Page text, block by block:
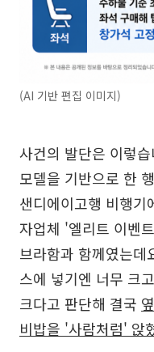
(AI 기반 편집 이미지)
사건의 발단은 이렇
모델을 기반으로 한
샌디에이고행 비행기
자업체 '엘리트 이벤
브라함과 함께였는데
스에 넣기엔 너무 크
크다고 판단해 결국
비밥을 '사람처럼' 앉